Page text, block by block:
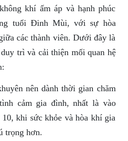
khí ấm áp và hạnh phúc
tuổi Đinh Mùi, với sự hòa
các thành viên. Dưới đây là
trì và cải thiện mối quan hệ
nên dành thời gian chăm
cảm gia đình, nhất là vào
khi sức khỏe và hòa khí gia
trọng hơn.